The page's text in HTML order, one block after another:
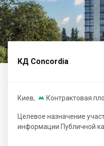
КД Concordia
Киев,  Контрактовая
Целевое назначение
информации Публичной